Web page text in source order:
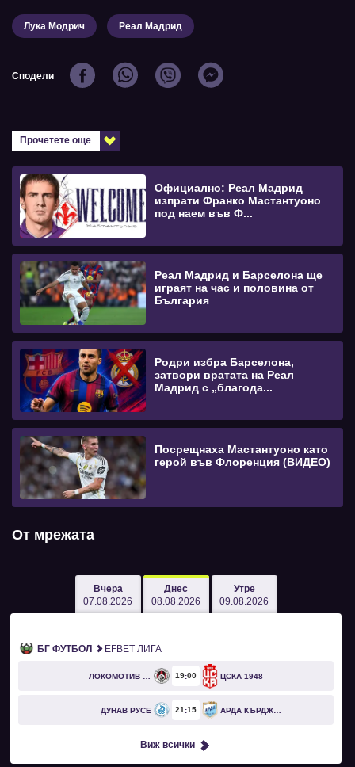
Лука Модрич Реал Мадрид
Сподели
Прочетете още
Официално: Реал Мадрид
изпрати Франко Мастантуоно
под наем във Ф...
Реал Мадрид и Барселона ще
играят на час и половина от
България
Родри избра Барселона,
затвори вратата на Реал
Мадрид с „благода...
Посрещнаха Мастантуоно като
герой във Флоренция (ВИДЕО)
От мрежата
Вчера
07.08.2026
Днес
08.08.2026
Утре
09.08.2026
БГ ФУТБОЛ EFBET ЛИГА
ЛОКОМОТИВ СОФИЯ 19 00 ЦСКА 1948
ДУНАВ РУСЕ 21 15 АРДА КЪРДЖАЛИ
Виж всички